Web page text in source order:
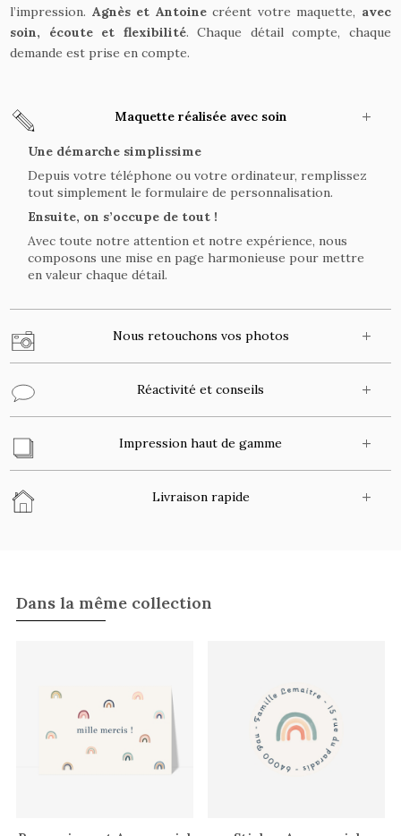
l’impression. Agnès et Antoinecréent votre maquette, avec
soin, écoute et flexibilité. Chaque détail compte, chaque
demande est prise en compte.
Maquette réalisée avec soin
Une démarche simplissime
Depuis votre téléphone ou votre ordinateur, remplissez
tout simplement le formulaire de personnalisation.
Ensuite, on s’occupe de tout !
Avec toute notre attention et notre expérience, nous
composons une mise en page harmonieuse pour mettre
en valeur chaque détail.
Nous retouchons vos photos
Réactivité et conseils
Impression haut de gamme
Livraison rapide
Dans la même collection